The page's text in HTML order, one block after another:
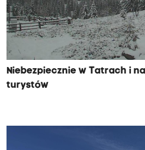
Niebezpiecznie w Tatrach i
turystów